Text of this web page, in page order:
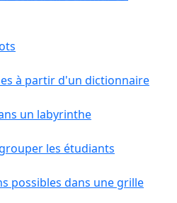
à partir d'un dictionnaire
un labyrinthe
les étudiants
possibles dans une grille